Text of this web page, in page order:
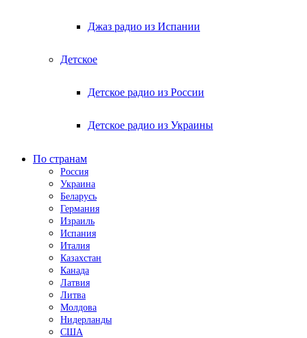
Джаз радио из Испании
Детское
Детское радио из России
Детское радио из Украины
По странам
Россия
Украина
Беларусь
Германия
Израиль
Испания
Италия
Казахстан
Канада
Латвия
Литва
Молдова
Нидерланды
США